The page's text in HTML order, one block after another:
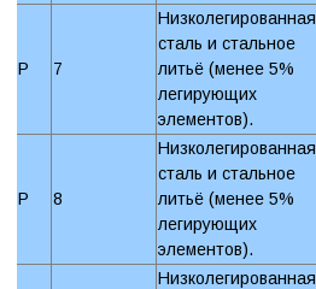
P 7
Низколегированная
сталь и стальное
литьё (менее 5%
легирующих
элементов).
P 8
Низколегированная
сталь и стальное
литьё (менее 5%
легирующих
элементов).
Низколегированная